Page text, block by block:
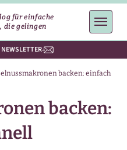
für einfache
die gelingen
backen: einfach
backen: